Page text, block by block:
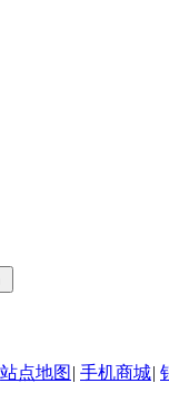
站点地图 | 手机商城|